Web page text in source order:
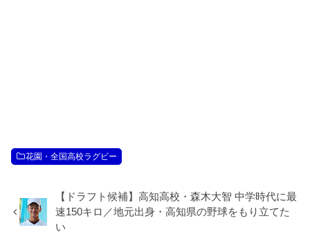
花園・全国高校ラグビー
【ドラフト候補】高知高校・森木大智 中学時代に最
速150キロ／地元出身・高知県の野球をもり立てた
い